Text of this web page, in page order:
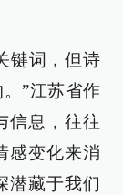
键词，但诗
”江苏省作
信息，往往
感变化来消
潜藏于我们